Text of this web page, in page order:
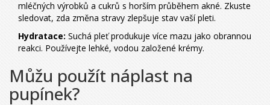
mléčných výrobků a cukrů s horším průběhem akné. Zkuste
sledovat, zda změna stravy zlepšuje stav vaší pleti.
Hydratace: Suchá pleť produkuje více mazu jako obrannou
reakci. Používejte lehké, vodou založené krémy.
Můžu použít náplast na
pupínek?